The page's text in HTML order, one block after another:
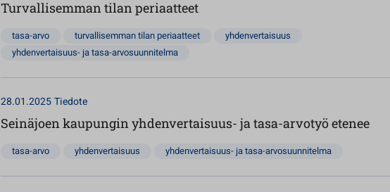
Turvallisemman tilan periaatteet
tasa-arvo turvallisemman tilan periaatteet
yhdenvertaisuus
yhdenvertaisuus- ja tasa-arvosuunnitelma
28.01.2025Tiedote
Seinäjoen kaupungin yhdenvertaisuus- ja tasa-arvotyö etenee
tasa-arvo yhdenvertaisuus yhdenvertaisuus- ja tasa-arvosuunnitelma